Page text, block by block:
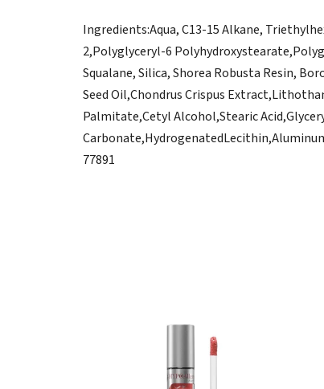
Ingredients:Aqua, C13-15 Alkane,
2,Polyglyceryl-6 Polyhydroxystearate,
Squalane, Silica, Shorea Robusta Resin,
Seed Oil,Chondrus Crispus Extract,
Palmitate,Cetyl Alcohol,Stearic Acid,
Carbonate,HydrogenatedLecithin,
77891